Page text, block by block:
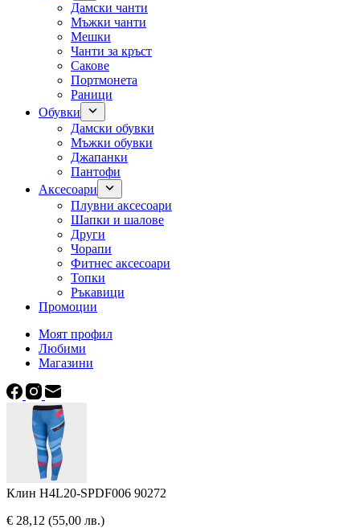
Дамски чанти
Мъжки чанти
Мешки
Чанти за кръст
Сакове
Портмонета
Раници
Обувки
Дамски обувки
Мъжки обувки
Джапанки
Пантофи
Аксесоари
Плувни аксесоари
Шапки и шалове
Други
Чорапи
Фитнес аксесоари
Топки
Ръкавици
Промоции
Моят профил
Любими
Магазини
Клин H4L20-SPDF006 90272
€ 28,12 (55,00 лв.)